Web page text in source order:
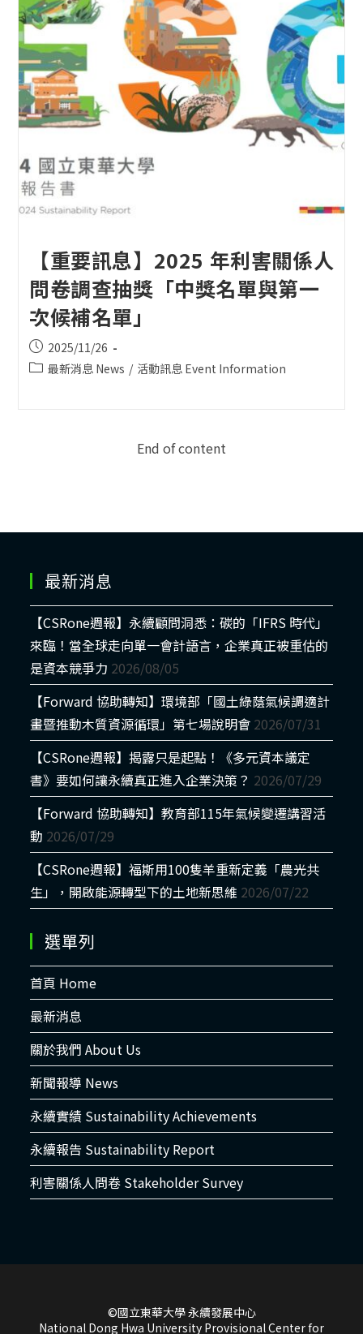
【重要訊息】2025 年利害關係人
問卷調查抽獎「中獎名單與第一
次候補名單」
Post
published:
2025/11/26
Post最新消息 News / 活動訊息 Event Information
End of content
最新消息
【CSRone週報】永續顧問洞悉：碳的「IFRS 時代」
來臨！當全球走向單一會計語言，企業真正被重估的
是資本競爭力 2026/08/05
【Forward 協助轉知】環境部「國土綠蔭氣候調適計
畫暨推動木質資源循環」第七場說明會 2026/07/31
【CSRone週報】揭露只是起點！《多元資本議定
書》要如何讓永續真正進入企業決策？ 2026/07/29
【Forward 協助轉知】教育部115年氣候變遷講習活
動 2026/07/29
【CSRone週報】福斯用100隻羊重新定義「農光共
生」，開啟能源轉型下的土地新思維 2026/07/22
選單列
首頁 Home
最新消息
關於我們 About Us
新聞報導 News
永續實績 Sustainability Achievements
永續報告 Sustainability Report
利害關係人問卷 Stakeholder Survey
©國立東華大學 永續發展中心
National Dong Hwa University Provisional Center for